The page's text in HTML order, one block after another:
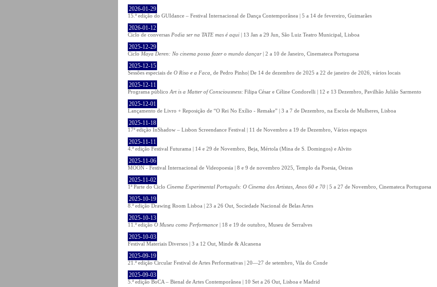
2026-01-29
15.ª edição do GUIdance – Festival Internacional de Dança Contemporânea | 5 a 14 de fevereiro, Guimarães
2026-01-12
Ciclo de conversas Podia ser na TATE mas é aqui | 13 Jan a 29 Jun, São Luiz Teatro Municipal, Lisboa
2025-12-29
Ciclo Maya Deren: No cinema posso fazer o mundo dançar| 2 a 10 de Janeiro, Cinemateca Portuguesa
2025-12-15
Sessões especiais de O Riso e a Faca , de Pedro Pinho| De 14 de dezembro de 2025 a 22 de janeiro de 2026, vários locais
2025-12-11
Programa público Art is a Matter of Consciousness: Filipa César e Céline Condorelli | 12 e 13 Dezembro, Pavilhão Julião Sarmento
2025-12-01
Lançamento de Livro + Reposição de “O Rei No Exílio - Remake” | 3 a 7 de Dezembro, na Escola de Mulheres, Lisboa
2025-11-18
17ª edição InShadow – Lisbon Screendance Festival | 11 de Novembro a 19 de Dezembro, Vários espaços
2025-11-11
4.ª edição Festival Futurama | 14 e 29 de Novembro, Beja, Mértola (Mina de S. Domingos) e Alvito
2025-11-06
MOON - Festival Internacional de Videopoesia | 8 e 9 de novembro 2025, Templo da Poesia, Oeiras
2025-11-02
1ª Parte do Ciclo Cinema Experimental Português: O Cinema dos Artistas, Anos 60 e 70 | 5 a 27 de Novembro, Cinemateca Portuguesa
2025-10-19
8.ª edição Drawing Room Lisboa | 23 a 26 Out, Sociedade Nacional de Belas Artes
2025-10-13
11.ª edição O Museu como Performance | 18 e 19 de outubro, Museu de Serralves
2025-10-03
Festival Materiais Diversos | 3 a 12 Out, Minde & Alcanena
2025-09-19
21.ª edição Circular Festival de Artes Performativas | 20—27 de setembro, Vila do Conde
2025-09-03
5.ª edição BoCA – Bienal de Artes Contemporânea | 10 Set a 26 Out, Lisboa e Madrid